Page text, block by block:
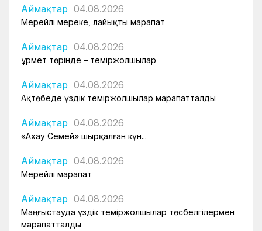
Аймақтар 04.08.2026
Мерейлі мереке, лайықты марапат
Аймақтар 04.08.2026
Құрмет төрінде – теміржолшылар
Аймақтар 04.08.2026
Ақтөбеде үздік теміржолшылар марапатталды
Аймақтар 04.08.2026
«Ахау Семей» шырқалған күн...
Аймақтар 04.08.2026
Мерейлі марапат
Аймақтар 04.08.2026
Маңғыстауда үздік теміржолшылар төсбелгілермен
марапатталды